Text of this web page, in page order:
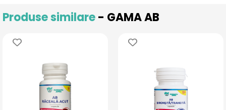
Produse similare- GAMA AB